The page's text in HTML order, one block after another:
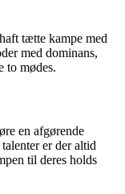
tætte kampe med
med dominans,
to mødes.
en afgørende
er der altid
til deres holds